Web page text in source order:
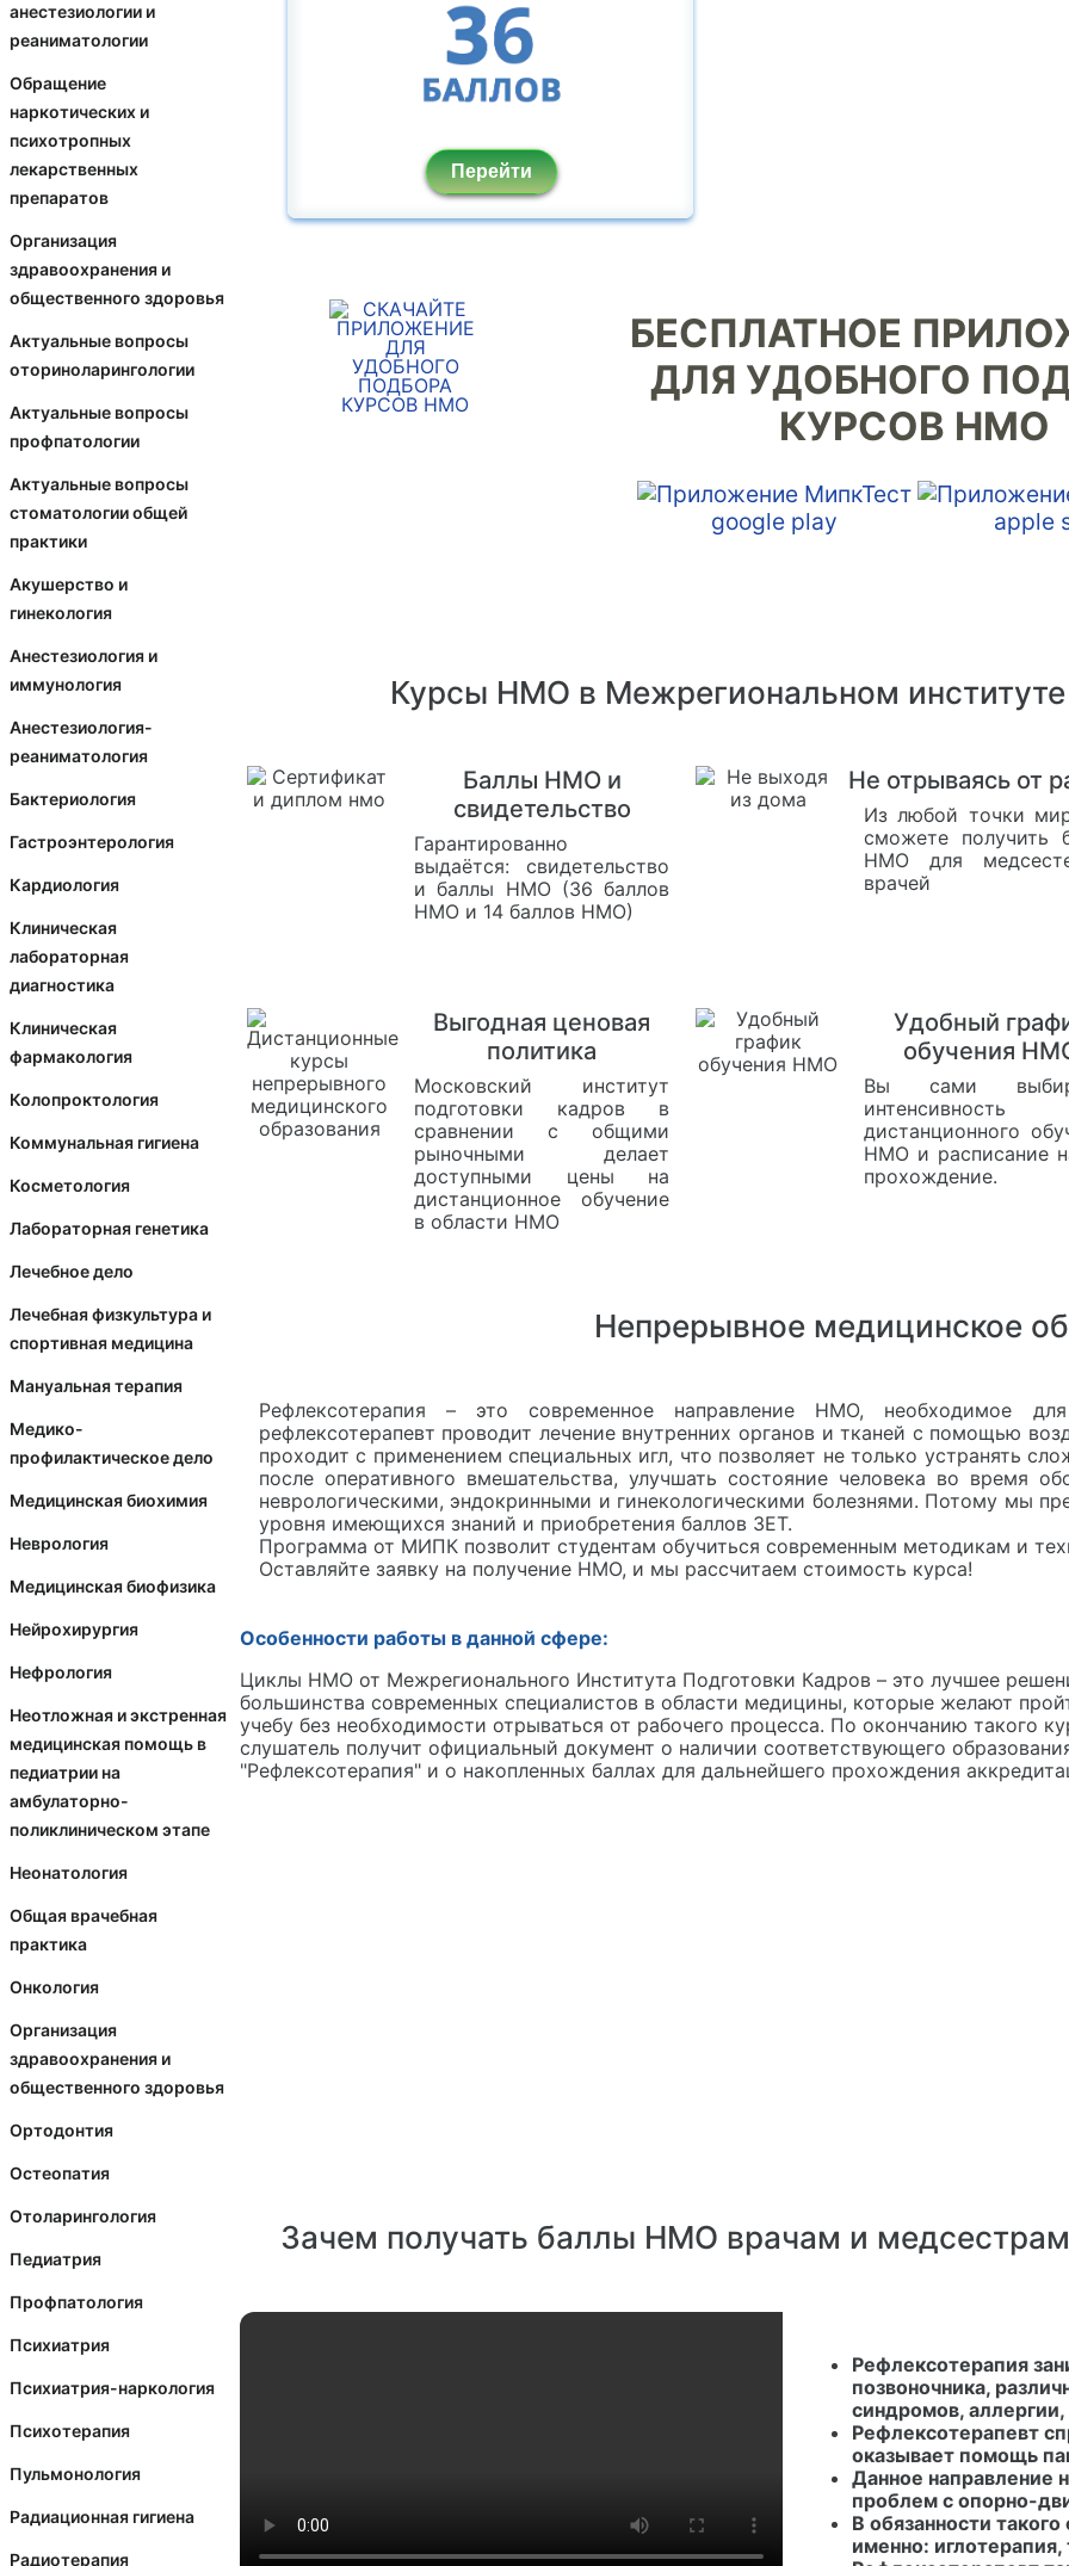
анестезиологии и
реаниматологии
Обращение
наркотических и
психотропных
лекарственных
препаратов
Организация
здравоохранения и
общественного здоровья
Актуальные вопросы
оториноларингологии
Актуальные вопросы
профпатологии
Актуальные вопросы
стоматологии общей
практики
Акушерство и
гинекология
Анестезиология и
иммунология
Анестезиология-
реаниматология
Бактериология
Гастроэнтерология
Кардиология
Клиническая
лабораторная
диагностика
Клиническая
фармакология
Колопроктология
Коммунальная гигиена
Косметология
Лабораторная генетика
Лечебное дело
Лечебная физкультура и
спортивная медицина
Мануальная терапия
Медико-
профилактическое дело
Медицинская биохимия
Неврология
Медицинская биофизика
Нейрохирургия
Нефрология
Неотложная и экстренная
медицинская помощь в
педиатрии на
амбулаторно-
поликлиническом этапе
Неонатология
Общая врачебная
практика
Онкология
Организация
здравоохранения и
общественного здоровья
Ортодонтия
Остеопатия
Отоларингология
Педиатрия
Профпатология
Психиатрия
Психиатрия-наркология
Психотерапия
Пульмонология
Радиационная гигиена
Радиотерапия
Перейти
БЕСПЛАТНОЕ
ДЛЯ УДОБНОГО
КУРСОВ НМО
Курсы НМО в Межрегиональном институте
Баллы НМО и
свидетельство
Гарантированно
выдаётся: свидетельство
и баллы НМО (36 баллов
НМО и 14 баллов НМО)
Не отрываясь от
Из любой точки
сможете получить
НМО для
врачей
Выгодная ценовая
политика
Московский институт
подготовки кадров в
сравнении с общими
рыночными делает
доступными цены на
дистанционное обучение
в области НМО
Удобный
обучения
Вы сами
интенсивность
дистанционного
НМО и расписание
прохождение.
Непрерывное медицинское
Рефлексотерапия – это современное направление НМО, необходимое
рефлексотерапевт проводит лечение внутренних органов и тканей с помощью
проходит с применением специальных игл, что позволяет не только устранять
после оперативного вмешательства, улучшать состояние человека во время
неврологическими, эндокринными и гинекологическими болезнями. Потому мы
уровня имеющихся знаний и приобретения баллов ЗЕТ.
Программа от МИПК позволит студентам обучиться современным методикам и
Оставляйте заявку на получение НМО, и мы рассчитаем стоимость курса!
Особенности работы в данной сфере:
Циклы НМО от Межрегионального Института Подготовки Кадров – это лучшее
большинства современных специалистов в области медицины, которые желают
учебу без необходимости отрываться от рабочего процесса. По окончанию такого
слушатель получит официальный документ о наличии соответствующего
"Рефлексотерапия" и о накопленных баллах для дальнейшего прохождения
Зачем получать баллы НМО врачам и
Рефлексотерапия
позвоночника,
синдромов,
Рефлексотерапевт
оказывает помощь
Данное направление
проблем с опорно-
В обязанности
именно: